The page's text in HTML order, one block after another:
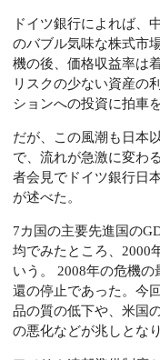
ドイツ銀行によれば、
のバブル気味な株式市
機の後、価格収益率は
リスクの少ない資産の
ションへの投資に拍車
だが、この風潮も日本
で、流れが急激に変わ
者会見でドイツ銀行日
が述べた。
7カ国の主要先進国の
均でみたところ、2000
いう。 2008年の危機
還の停止であった。今
品の質の低下や、米国
の悪化などが兆しとな